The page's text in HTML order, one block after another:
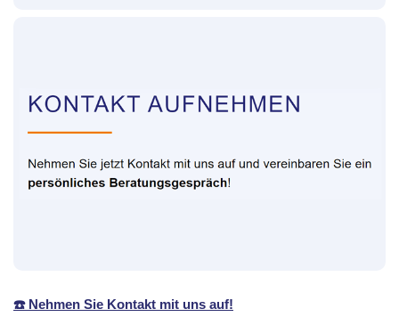
☎️ Nehmen Sie Kontakt mit uns auf!